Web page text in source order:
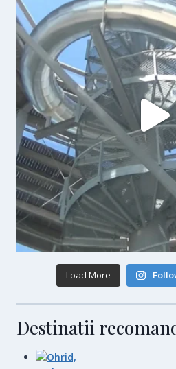
Load More
Destinatii